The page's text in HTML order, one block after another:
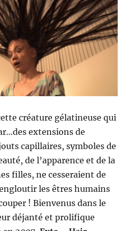
créature gélatineuse qui
extensions de
capillaires, symboles de
de l’apparence et de la
filles, ne cesseraient de
les êtres humains
! Bienvenus dans le
déjanté et prolifique